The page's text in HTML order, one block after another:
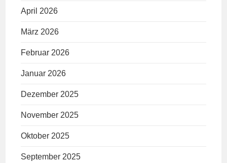
April 2026
März 2026
Februar 2026
Januar 2026
Dezember 2025
November 2025
Oktober 2025
September 2025